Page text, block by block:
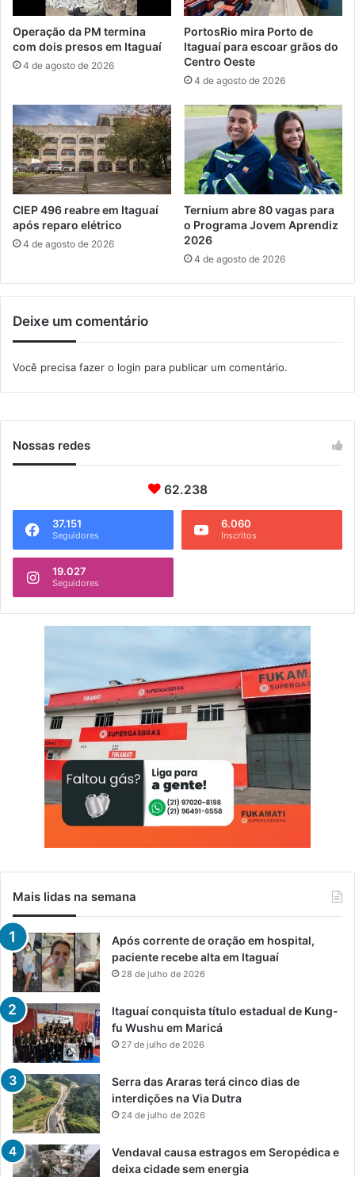
l
a
r
m
M
a
n
g
a
r
a
t
a
r
r
n
o
g
r
a
m
a
d
e
s
Operação da PM termina
com dois presos em Itaguaí
4 de agosto de 2026
PortosRio mira Porto de
Itaguaí para escoar grãos do
Centro Oeste
4 de agosto de 2026
CIEP 496 reabre em Itaguaí
após reparo elétrico
4 de agosto de 2026
Ternium abre 80 vagas para
o Programa Jovem Aprendiz
2026
4 de agosto de 2026
Deixe um comentário
Você precisa fazer o login para publicar um comentário.
Nossas redes
62.238
37.151
Seguidores
6.060
Inscritos
19.027
Seguidores
Mais lidas na semana
Após corrente de oração em hospital,
paciente recebe alta em Itaguaí
28 de julho de 2026
Itaguaí conquista título estadual de Kung-
fu Wushu em Maricá
27 de julho de 2026
Serra das Araras terá cinco dias de
interdições na Via Dutra
24 de julho de 2026
Vendaval causa estragos em Seropédica e
deixa cidade sem energia